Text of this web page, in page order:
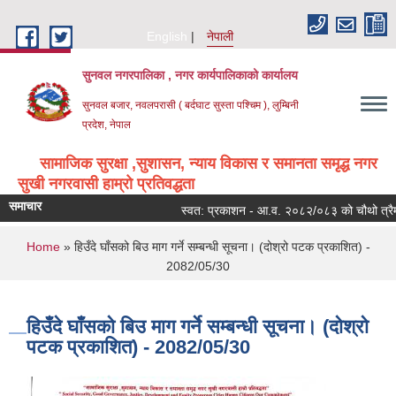
English
नेपाली
सुनवल नगरपालिका , नगर कार्यपालिकाको कार्यालय
सुनवल बजार, नवलपरासी ( बर्दघाट सुस्ता पश्चिम ), लुम्बिनी
प्रदेश, नेपाल
सामाजिक सुरक्षा ,सुशासन, न्याय विकास र समानता समृद्ध नगर
सुखी नगरवासी हाम्रो प्रतिवद्धता
समाचार स्वत: प्रकाशन - आ.व. २०८२/०८३ को चौथो
You are here
Home» हिउँदे घाँसको बिउ माग गर्ने सम्बन्धी सूचना। (दोश्रो पटक प्रकाशित) -
2082/05/30
हिउँदे घाँसको बिउ माग गर्ने सम्बन्धी सूचना। (दोश्रो
पटक प्रकाशित) - 2082/05/30